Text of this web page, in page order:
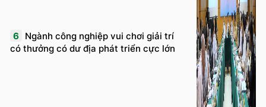
6 Ngành công nghiệp vui chơi giải trí
có thưởng có dư địa phát triển cực lớn